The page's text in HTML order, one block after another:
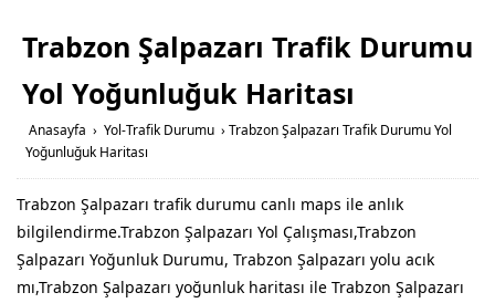
Trabzon Şalpazarı Trafik Durumu
Yol Yoğunluğuk Haritası
Anasayfa › Yol-Trafik Durumu › Trabzon Şalpazarı Trafik Durumu Yol
Yoğunluğuk Haritası
Trabzon Şalpazarı trafik durumu canlı maps ile anlık
bilgilendirme.Trabzon Şalpazarı Yol Çalışması,Trabzon
Şalpazarı Yoğunluk Durumu, Trabzon Şalpazarı yolu acık
mı,Trabzon Şalpazarı yoğunluk haritası ile Trabzon Şalpazarı